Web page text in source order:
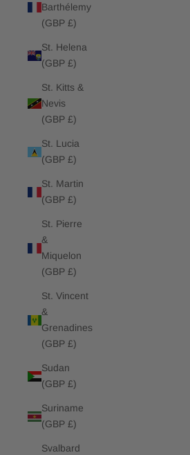
Barthélemy
(GBP £)
St. Helena
(GBP £)
St. Kitts &
Nevis
(GBP £)
St. Lucia
(GBP £)
St. Martin
(GBP £)
St. Pierre
&
Miquelon
(GBP £)
St. Vincent
&
Grenadines
(GBP £)
Sudan
(GBP £)
Suriname
(GBP £)
Svalbard